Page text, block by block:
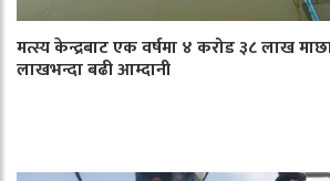
मत्स्य केन्द्रबाट एक वर्षमा ४ करोड ३८ लाख
लाखभन्दा बढी आम्दानी